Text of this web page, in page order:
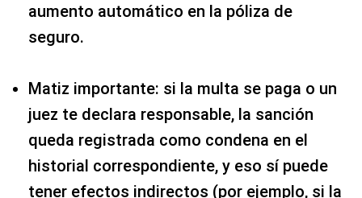
aumento automático en la póliza de
seguro.
Matiz importante: si la multa se paga o un
juez te declara responsable, la sanción
queda registrada como condena en el
historial correspondiente, y eso sí puede
tener efectos indirectos (por ejemplo, si la